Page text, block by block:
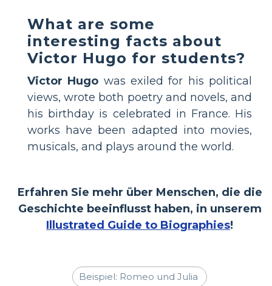
What are some
interesting facts about
Victor Hugo for students?
Victor Hugo was exiled for his political
views, wrote both poetry and novels, and
his birthday is celebrated in France. His
works have been adapted into movies,
musicals, and plays around the world.
Erfahren Sie mehr über Menschen, die die
Geschichte beeinflusst haben, in unserem
Illustrated Guide to Biographies!